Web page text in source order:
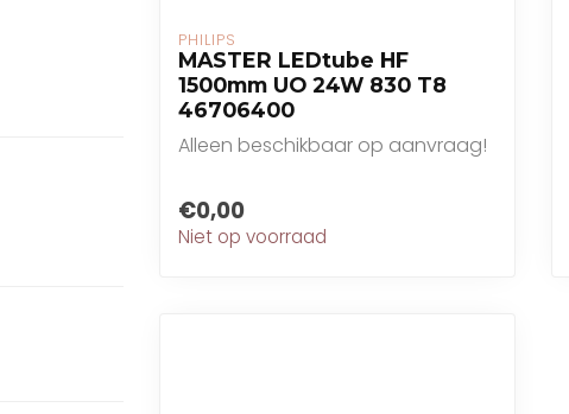
PHILIPS
MASTER LEDtube HF
1500mm UO 24W 830 T8
46706400
Alleen beschikbaar op aanvraag!
€0,00
Niet op voorraad